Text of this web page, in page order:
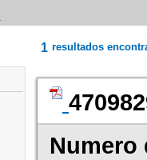
1 resultados
Numero